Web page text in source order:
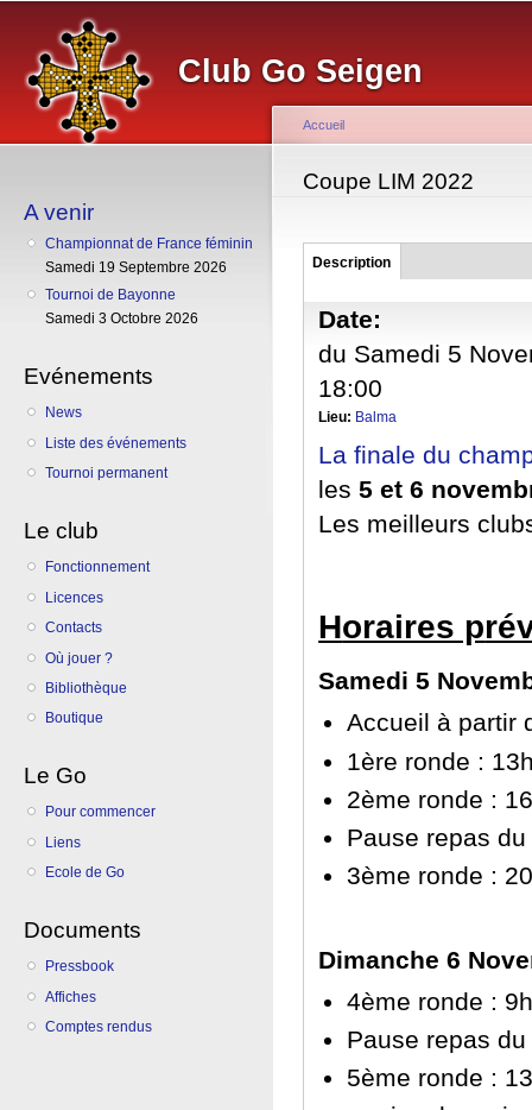
Club Go Seigen
A venir
Championnat de France féminin
Samedi 19 Septembre 2026
Tournoi de Bayonne
Samedi 3 Octobre 2026
Evénements
News
Liste des événements
Tournoi permanent
Le club
Fonctionnement
Licences
Contacts
Où jouer ?
Bibliothèque
Boutique
Le Go
Pour commencer
Liens
Ecole de Go
Documents
Pressbook
Affiches
Comptes rendus
Vous êtes ici
Accueil
Coupe LIM 2022
Groupe
Description
Date:
du Samedi 5
18:00
Lieu: Balma
La finale du
les 5 et 6
Les meilleurs
Horaires p
Samedi 5
Accueil à partir
1ère ronde :
2ème ronde :
Pause repas
3ème ronde :
Dimanche 6
4ème ronde :
Pause repas
5ème ronde :